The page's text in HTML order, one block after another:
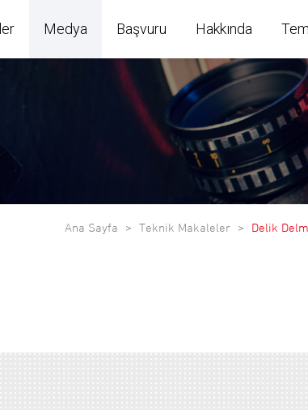
Medya Başvuru Hakkında
Ana Sayfa Teknik Makaleler Delik